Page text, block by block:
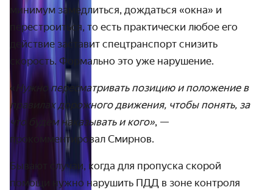
минимум замедлиться, дождаться «окна» и
перестроиться, то есть практически любое его
действие заставит спецтранспорт снизить
скорость. Формально это уже нарушение.
« Нужно пересматривать позицию и положение в
правилах дорожного движения, чтобы понять, за
что будем наказывать и кого», —
прокомментировал Смирнов.
Бывают случаи, когда для пропуска скорой
помощи нужно нарушить ПДД в зоне контроля